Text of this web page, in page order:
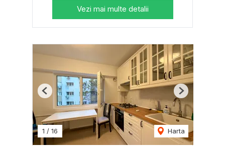
Vezi mai multe detalii
1 / 16 Harta
Previous Next